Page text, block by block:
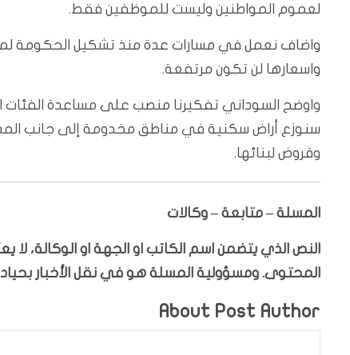
لعموم المواطنين وليست للموظفين فقط.
واضاف نعمل في مسارات عدة منذ تشكيل الحكومة
واسعارها لن تكون مرتفعة.
واوضح السوداني تفكيرنا منصب على مساعدة الفئات
سنوزع أراض سكنية في مناطق مخدومة إلى جانب
وقروض لبنائها.
المسلة – متابعة – وكالات
النص الذي يتضمن اسم الكاتب او الجهة او الوكالة،
المحتوى. ومسؤولية المسلة هو في نقل الأخبار
About Post Author